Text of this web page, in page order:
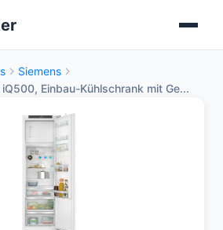
Siemens
Einbau-Kühlschrank mit Ge...